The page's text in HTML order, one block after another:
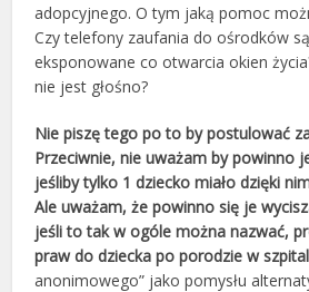
adopcyjnego. O tym jaką pomoc
Czy telefony zaufania do ośrodków
eksponowane co otwarcia okien
nie jest głośno?
Nie piszę tego po to by postulować
Przeciwnie, nie uważam by powinno
jeśliby tylko 1 dziecko miało dzięki
Ale uważam, że powinno się je
jeśli to tak w ogóle można nazwać,
praw do dziecka po porodzie w
anonimowego” jako pomysłu